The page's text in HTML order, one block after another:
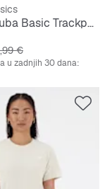
Heavy Scuba Basic Trackpants
cijena
€
u zadnjih 30 dana: